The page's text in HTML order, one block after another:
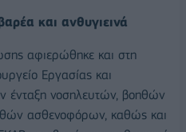
και ανθυγιεινά
αφιερώθηκε και στη
Εργασίας και
ένταξη νοσηλευτών, βοηθών
ασθενοφόρων, καθώς και